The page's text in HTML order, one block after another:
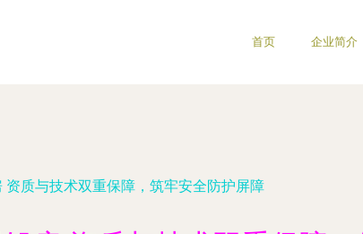
首页 企业简介
资质与技术双重保障，筑牢安全防护屏障